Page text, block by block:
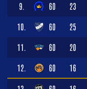
9. 60 23
10. 60 25
11. 60 20
12. 60 16